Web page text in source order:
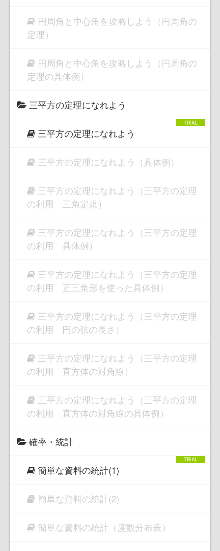
円周角と中心角を攻略しよう（円周角の
定理）
円周角と中心角を攻略しよう（円周角の
定理の具体例）
三平方の定理になれよう
三平方の定理になれよう
三平方の定理になれよう（具体例）
三平方の定理になれよう（三平方の定理
の利用 三角定規）
三平方の定理になれよう（三平方の定理
の利用 具体例）
三平方の定理になれよう（三平方の定理
の利用 正三角形を使った具体例）
三平方の定理になれよう（三平方の定理
の利用 円の弦の長さ）
三平方の定理になれよう（三平方の定理
の利用 直方体の対角線）
三平方の定理になれよう（三平方の定理
の利用 直方体の対角線の具体例）
確率・統計
簡単な資料の統計(1)
簡単な資料の統計(2)
簡単な資料の統計（度数分布表）